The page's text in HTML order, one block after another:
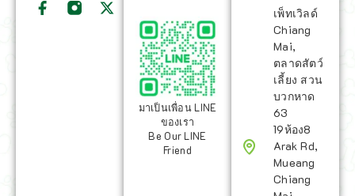
มาเป็นเพื่อน LINE
ของเรา
Be Our LINE
Friend
เพ็ทเวิลด์
Chiang
Mai,
ตลาดสัตว์
เลี้ยง สวน
บวกหาด
63
19ห้อง8
Arak Rd,
Mueang
Chiang